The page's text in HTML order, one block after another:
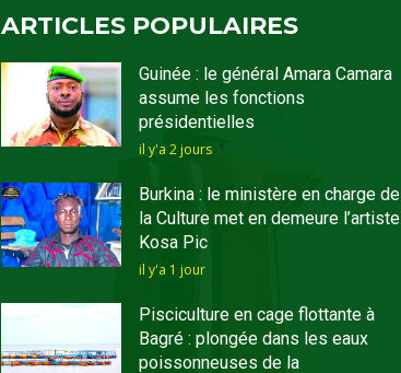
ARTICLES POPULAIRES
Guinée : le général Amara Camara
assume les fonctions
présidentielles
il y'a 2 jours
Burkina : le ministère en charge de
la Culture met en demeure l’artiste
Kosa Pic
il y'a 1 jour
Pisciculture en cage flottante à
Bagré : plongée dans les eaux
poissonneuses de la